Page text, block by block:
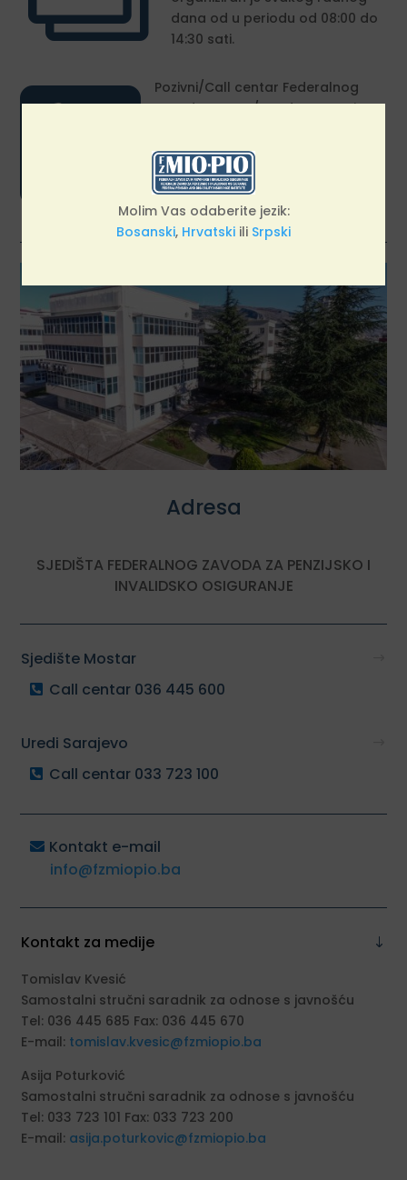
dana od u periodu od 08:00 do
14:30 sati.

Pozivni/Call centar Federalnog
zavoda za MIO/PIO dostupan je
od 09:00 do 13:30 sati.
Adresa
SJEDIŠTA FEDERALNOG ZAVODA ZA PENZIJSKO I
INVALIDSKO OSIGURANJE
Sjedište Mostar
Call centar 036 445 600
Uredi Sarajevo
Call centar 033 723 100
Kontakt e-mail
info@fzmiopio.ba
Kontakt za medije
Tomislav Kvesić
Samostalni stručni saradnik za odnose s javnošću
Tel: 036 445 685 Fax: 036 445 670
E-mail: tomislav.kvesic@fzmiopio.ba
Asija Poturković
Samostalni stručni saradnik za odnose s javnošću
Tel: 033 723 101 Fax: 033 723 200
E-mail: asija.poturkovic@fzmiopio.ba
Molim Vas odaberite jezik:
Bosanski, Hrvatski ili Srpski